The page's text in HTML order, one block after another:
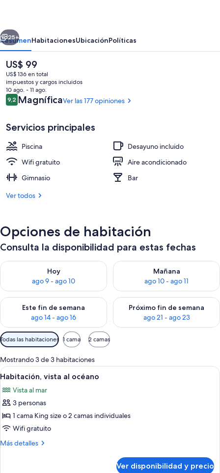
Vista desde la habitación
Siguiente
25+
ResumenHabitacionesUbicaciónPolíticas
El
precio
actual
es
de
US$ 99
US$ 99
US$ 136 en total
impuestos y cargos incluidos
10 ago. - 11 ago.
Opiniones
9,29,2 de 10
MagníficaVer las 177 opiniones
Servicios principales
Piscina
Desayuno incluido
Wifi gratuito
Aire acondicionado
Gimnasio
Bar
Ver todos
Opciones de habitación
Consulta la disponibilidad para estas fechas
Hoy
ago 9 - ago 10
Consulta la disponibilidad para hoy ago 9 - ago 10
Mañana
ago 10 - ago 11
Consulta la disponibilidad
Este fin de semana
ago 14 - ago 16
Consulta la disponibilidad para este fin de semana ago 14 -
Próximo fin de semana
ago 21 - ago 23
Consulta la disponibilidad
Filtros
disponibles
para
las
habitaciones
Todas las habitaciones 1 cama 2 camas
Mostrando 3 de 3 habitaciones
Ver
todas
las
fotos
de
Habitación,
vista
Vista costera con barcos
4
Habitación, vista al océano
Vista al mar
3 personas
1 cama King size o 2 camas individuales
Wifi gratuito
Más detalles
Más
Ver disponibilidad y precio